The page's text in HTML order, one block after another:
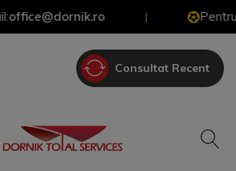
| Pentru
Consultat Recent